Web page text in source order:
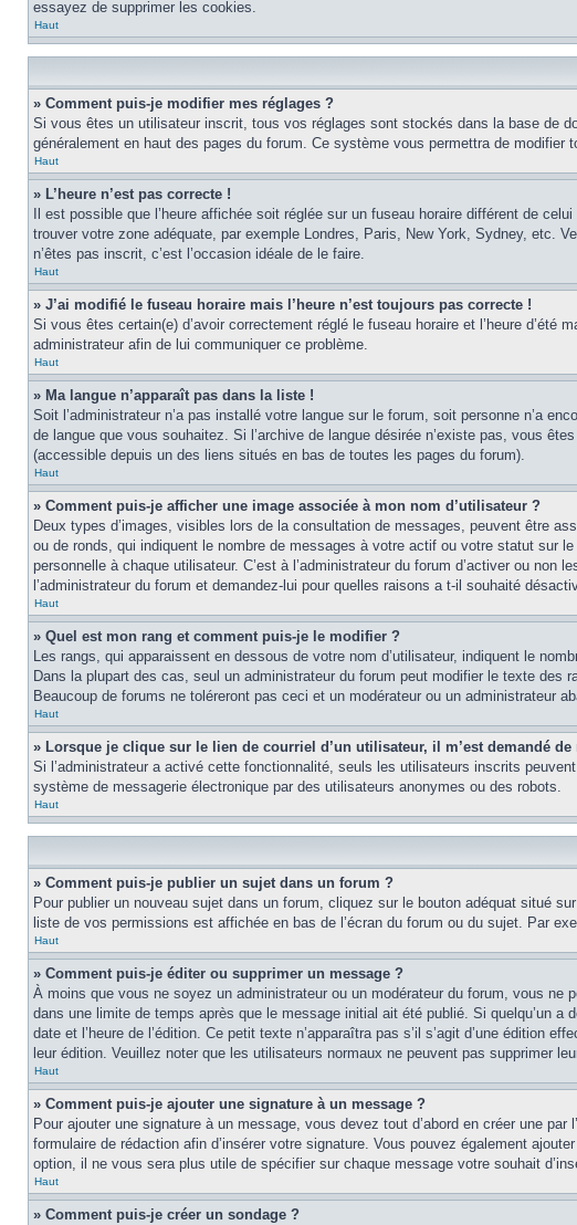
essayez de supprimer les cookies.
Haut
» Comment puis-je modifier mes réglages ?
Si vous êtes un utilisateur inscrit, tous vos réglages sont stockés dans la base de
généralement en haut des pages du forum. Ce système vous permettra de modifier
Haut
» L’heure n’est pas correcte !
Il est possible que l’heure affichée soit réglée sur un fuseau horaire différent de
trouver votre zone adéquate, par exemple Londres, Paris, New York, Sydney, etc.
n’êtes pas inscrit, c’est l’occasion idéale de le faire.
Haut
» J’ai modifié le fuseau horaire mais l’heure n’est toujours pas correcte !
Si vous êtes certain(e) d’avoir correctement réglé le fuseau horaire et l’heure d’été
administrateur afin de lui communiquer ce problème.
Haut
» Ma langue n’apparaît pas dans la liste !
Soit l’administrateur n’a pas installé votre langue sur le forum, soit personne n’a
de langue que vous souhaitez. Si l’archive de langue désirée n’existe pas, vous
(accessible depuis un des liens situés en bas de toutes les pages du forum).
Haut
» Comment puis-je afficher une image associée à mon nom d’utilisateur ?
Deux types d’images, visibles lors de la consultation de messages, peuvent être
ou de ronds, qui indiquent le nombre de messages à votre actif ou votre statut sur
personnelle à chaque utilisateur. C’est à l’administrateur du forum d’activer ou
l’administrateur du forum et demandez-lui pour quelles raisons a t-il souhaité
Haut
» Quel est mon rang et comment puis-je le modifier ?
Les rangs, qui apparaissent en dessous de votre nom d’utilisateur, indiquent le
Dans la plupart des cas, seul un administrateur du forum peut modifier le texte des
Beaucoup de forums ne toléreront pas ceci et un modérateur ou un administrateur
Haut
» Lorsque je clique sur le lien de courriel d’un utilisateur, il m’est demandé de
Si l’administrateur a activé cette fonctionnalité, seuls les utilisateurs inscrits
système de messagerie électronique par des utilisateurs anonymes ou des robots.
Haut
» Comment puis-je publier un sujet dans un forum ?
Pour publier un nouveau sujet dans un forum, cliquez sur le bouton adéquat situé
liste de vos permissions est affichée en bas de l’écran du forum ou du sujet. Par
Haut
» Comment puis-je éditer ou supprimer un message ?
À moins que vous ne soyez un administrateur ou un modérateur du forum, vous
dans une limite de temps après que le message initial ait été publié. Si quelqu’un
date et l’heure de l’édition. Ce petit texte n’apparaîtra pas s’il s’agit d’une édition
leur édition. Veuillez noter que les utilisateurs normaux ne peuvent pas supprimer
Haut
» Comment puis-je ajouter une signature à un message ?
Pour ajouter une signature à un message, vous devez tout d’abord en créer une
formulaire de rédaction afin d’insérer votre signature. Vous pouvez également
option, il ne vous sera plus utile de spécifier sur chaque message votre souhait
Haut
» Comment puis-je créer un sondage ?